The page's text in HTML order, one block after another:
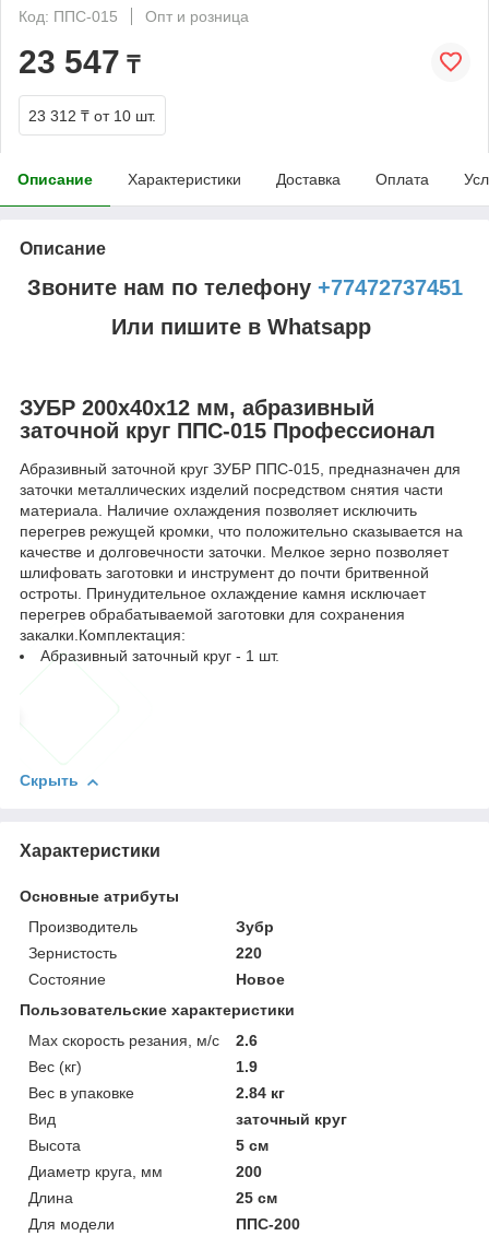
Код: ППС-015
Опт и розница
23 547 ₸
23 312 ₸ от 10 шт.
Описание Характеристики Доставка Оплата
Описание
Звоните нам по телефону +77472737451
Или пишите в Whatsapp
ЗУБР 200х40х12 мм, абразивный
заточной круг ППС-015 Профессионал
Абразивный заточной круг ЗУБР ППС-015, предназначен для
заточки металлических изделий посредством снятия части
материала. Наличие охлаждения позволяет исключить
перегрев режущей кромки, что положительно сказывается на
качестве и долговечности заточки. Мелкое зерно позволяет
шлифовать заготовки и инструмент до почти бритвенной
остроты. Принудительное охлаждение камня исключает
перегрев обрабатываемой заготовки для сохранения
закалки.Комплектация:
Абразивный заточный круг - 1 шт.
Скрыть
Характеристики
Основные атрибуты
Производитель
Зубр
Зернистость
220
Состояние
Новое
Пользовательские характеристики
Max скорость резания, м/с
2.6
Вес (кг)
1.9
Вес в упаковке
2.84 кг
Вид
заточный круг
Высота
5 см
Диаметр круга, мм
200
Длина
25 см
Для модели
ППС-200